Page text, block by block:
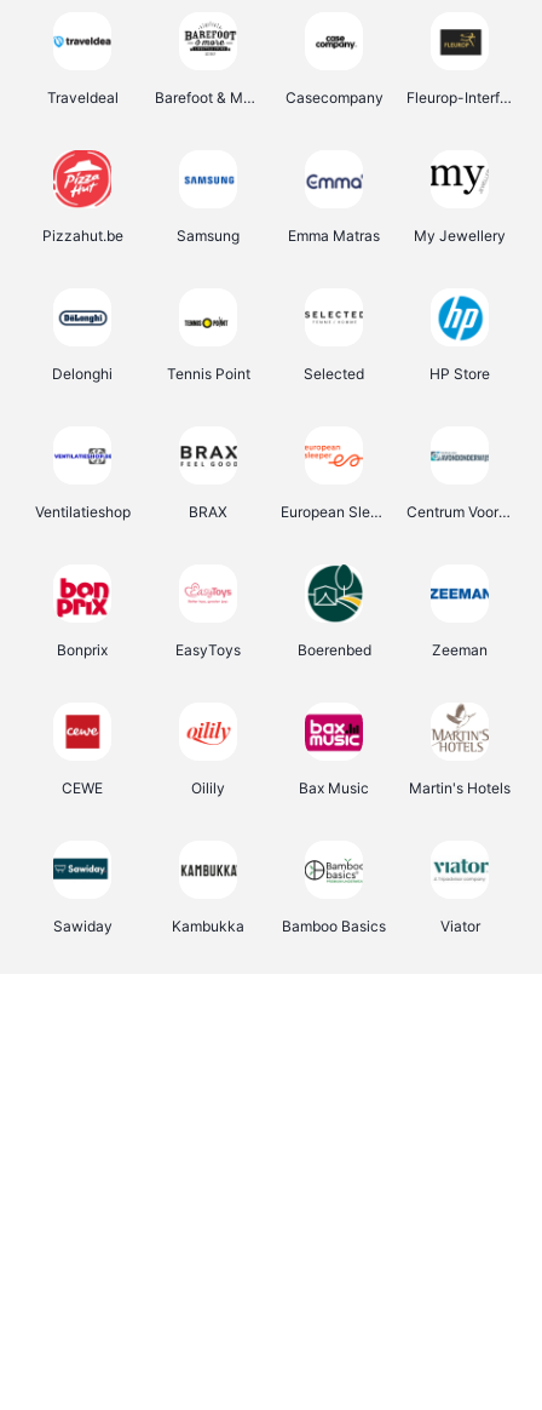
Traveldeal Barefoot & More Casecompany Fleurop-Interflora
Pizzahut.be Samsung Emma Matras My Jewellery
Delonghi Tennis Point Selected HP Store
Ventilatieshop BRAX European Sleeper Centrum Voor Avondonderwijs
Bonprix EasyToys Boerenbed Zeeman
CEWE Oilily Bax Music Martin's Hotels
Sawiday Kambukka Bamboo Basics Viator